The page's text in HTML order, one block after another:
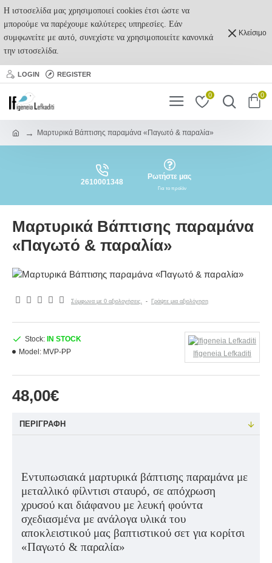
Η ιστοσελίδα μας χρησιμοποιεί cookies έτσι ώστε να
μπορούμε να παρέχουμε καλύτερες υπηρεσίες. Εάν
συμφωνείτε με αυτό, συνεχίστε να χρησιμοποιείτε κανονικά
την ιστοσελίδα.
Κλείσιμο
LOGIN REGISTER
0 0
Μαρτυρικά Βάπτισης παραμάνα «Παγωτό & παραλία»
2610001348
Ρωτήστε μας
Για το προϊόν
Μαρτυρικά Βάπτισης παραμάνα
«Παγωτό & παραλία»
Σύμφωνα με 0 αξιολογήσεις. - Γράψτε μια αξιολόγηση
48,00€
Stock: IN STOCK
Model: MVP-PP Ifigeneia Lefkaditi
ΠΕΡΙΓΡΑΦΉ
Εντυπωσιακά μαρτυρικά βάπτισης παραμάνα με
μεταλλικό φίλντισι σταυρό, σε απόχρωση
χρυσού και διάφανου με λευκή φούντα
σχεδιασμένα με ανάλογα υλικά του
αποκλειστικού μας βαπτιστικού σετ για κορίτσι
«Παγωτό & παραλία»